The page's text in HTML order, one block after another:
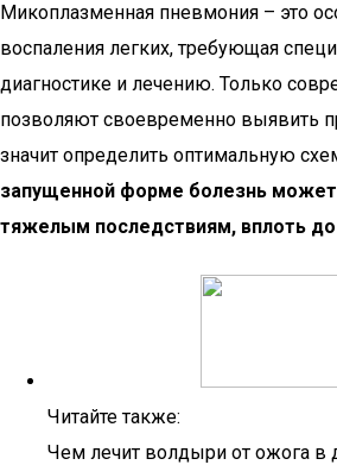
Микоплазменная пневмония – это
воспаления легких, требующая
диагностике и лечению. Только
позволяют своевременно выявить
значит определить оптимальную
запущенной форме болезнь может
тяжелым последствиям, вплоть до
Читайте также:
Чем лечит волдыри от ожога в